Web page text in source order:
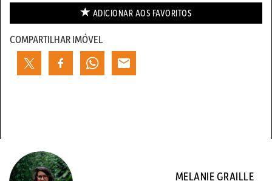
ADICIONAR AOS FAVORITOS
COMPARTILHAR IMÓVEL
MELANIE GRAILLE